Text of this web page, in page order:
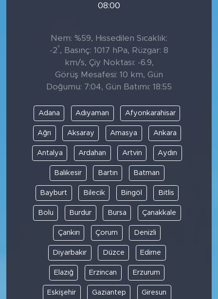
08:00
Nem: %59, Hissedilen Sıcaklık:
-2°, Basınç: 1017 hPa, Rüzgar: 8
km/s, Çiy Noktası: -6.9,
Görüş Mesafesi: 10 km, Gün
Doğumu: 7:04, Gün Batımı: 18:55
Adana Adıyaman Afyonkarahisar
Ağrı Aksaray Amasya Ankara
Antalya Ardahan Artvin Aydın
Balıkesir Bartın Batman
Bayburt Bilecik Bingöl Bitlis
Bolu Burdur Bursa Çanakkale
Çankırı Çorum Denizli
Diyarbakır Düzce Edirne
Elazığ Erzincan Erzurum
Eskişehir Gaziantep Giresun